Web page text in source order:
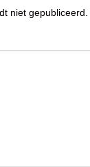
niet gepubliceerd.